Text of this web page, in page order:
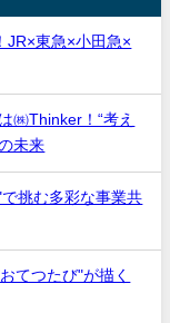
JR×東急×小田急×
㈱Thinker！“考え
未来
挑む多彩な事業共
てつたび"が描く